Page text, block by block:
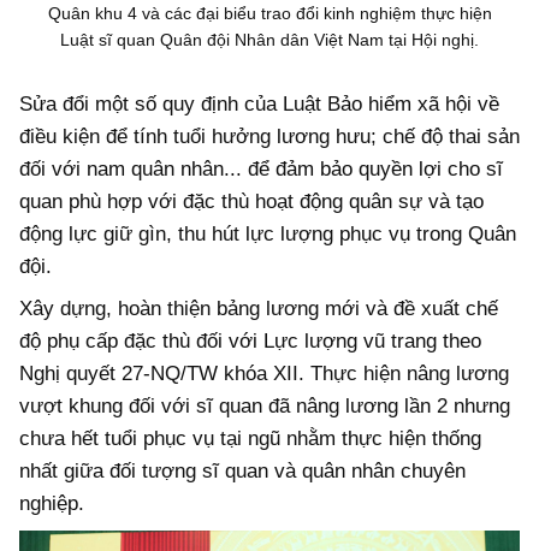
Quân khu 4 và các đại biểu trao đổi kinh nghiệm thực hiện
Luật sĩ quan Quân đội Nhân dân Việt Nam tại Hội nghị.
Sửa đổi một số quy định của Luật Bảo hiểm xã hội về
điều kiện để tính tuổi hưởng lương hưu; chế độ thai sản
đối với nam quân nhân... để đảm bảo quyền lợi cho sĩ
quan phù hợp với đặc thù hoạt động quân sự và tạo
động lực giữ gìn, thu hút lực lượng phục vụ trong Quân
đội.
Xây dựng, hoàn thiện bảng lương mới và đề xuất chế
độ phụ cấp đặc thù đối với Lực lượng vũ trang theo
Nghị quyết 27-NQ/TW khóa XII. Thực hiện nâng lương
vượt khung đối với sĩ quan đã nâng lương lần 2 nhưng
chưa hết tuổi phục vụ tại ngũ nhằm thực hiện thống
nhất giữa đối tượng sĩ quan và quân nhân chuyên
nghiệp.